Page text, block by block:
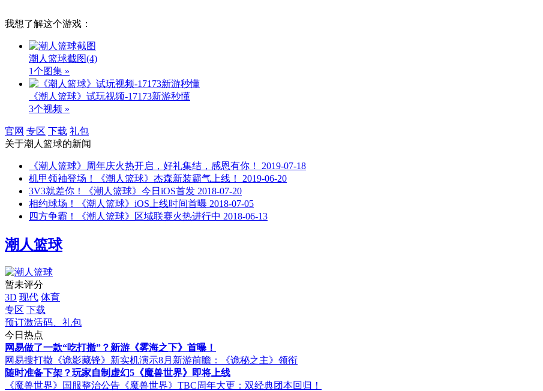
我想了解这个游戏：
潮人篮球截图(4)
1个图集 »
《潮人篮球》试玩视频-17173新游秒懂
3个视频 »
官网 专区 下载 礼包
关于潮人篮球的新闻
《潮人篮球》周年庆火热开启，好礼集结，感恩有你！
2019-07-18
机甲领袖登场！《潮人篮球》杰森新装霸气上线！
2019-06-20
3V3就差你！《潮人篮球》今日iOS首发 2018-07-20
相约球场！《潮人篮球》iOS上线时间首曝 2018-07-05
四方争霸！《潮人篮球》区域联赛火热进行中 2018-06-13
潮人篮球
暂未评分
3D 现代 体育
专区 下载
预订激活码、礼包
今日热点
网易做了一款“吃打撤”？新游《雾海之下》首曝！
网易搜打撤《诡影藏锋》新实机演示8月新游前瞻：《诡秘之主》领衔
随时准备下架？玩家自制虚幻5《魔兽世界》即将上线
《魔兽世界》国服整治公告 《魔兽世界》TBC周年大更：双经典团本回归！